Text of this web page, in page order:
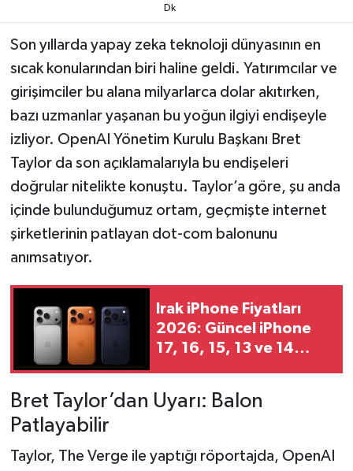
Dk
Son yıllarda yapay zeka teknoloji dünyasının en
sıcak konularından biri haline geldi. Yatırımcılar ve
girişimciler bu alana milyarlarca dolar akıtırken,
bazı uzmanlar yaşanan bu yoğun ilgiyi endişeyle
izliyor. OpenAI Yönetim Kurulu Başkanı Bret
Taylor da son açıklamalarıyla bu endişeleri
doğrular nitelikte konuştu. Taylor’a göre, şu anda
içinde bulunduğumuz ortam, geçmişte internet
şirketlerinin patlayan dot-com balonunu
anımsatıyor.
Irak iPhone Fiyatları
2026: Güncel iPhone
17, 16, 15, 13 ve 14
Bret Taylor’dan Uyarı: Balon
Patlayabilir
Taylor, The Verge ile yaptığı röportajda, OpenAI